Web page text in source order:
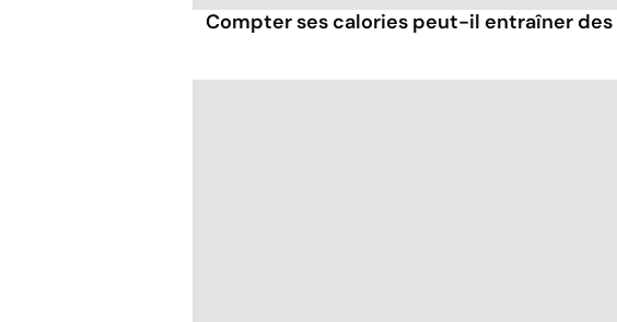
Compter ses calories peut-il entraîner des